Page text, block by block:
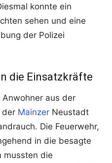
konnte ein
sehen und eine
der Polizei
die Einsatzkräfte
aus der
der Mainzer Neustadt
Die Feuerwehr,
in die besagte
mussten die